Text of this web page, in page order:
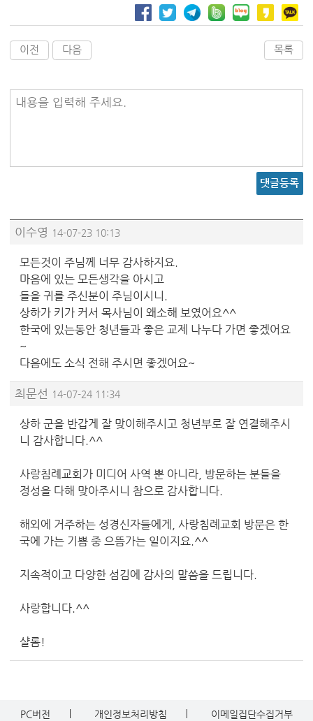
이전 다음 목록
내용을 입력해 주세요.
댓글등록
이수영 14-07-23 10:13
모든것이 주님께 너무 감사하지요.
마음에 있는 모든생각을 아시고
들을 귀를 주신분이 주님이시니.
상하가 키가 커서 목사님이 왜소해 보였어요^^
한국에 있는동안 청년들과 좋은 교제 나누다 가면 좋겠어요
~
다음에도 소식 전해 주시면 좋겠어요~
최문선 14-07-24 11:34
상하 군을 반갑게 잘 맞이해주시고 청년부로 잘 연결해주시
니 감사합니다.^^
사랑침례교회가 미디어 사역 뿐 아니라, 방문하는 분들을
정성을 다해 맞아주시니 참으로 감사합니다.
해외에 거주하는 성경신자들에게, 사랑침례교회 방문은 한
국에 가는 기쁨 중 으뜸가는 일이지요.^^
지속적이고 다양한 섬김에 감사의 말씀을 드립니다.
사랑합니다.^^
샬롬!
PC버전 개인정보처리방침 이메일집단수집거부